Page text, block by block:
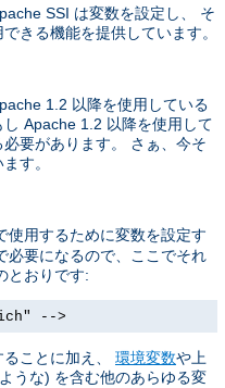
SSI は変数を設定し、 そ
きる機能を提供しています。
1.2 以降を使用している
Apache 1.2 以降を使用して
要があります。 さぁ、今そ
す。
使用するために変数を設定す
必要になるので、ここでそれ
とおりです:
-->
ことに加え、 環境変数や上
うな) を含む他のあらゆる変